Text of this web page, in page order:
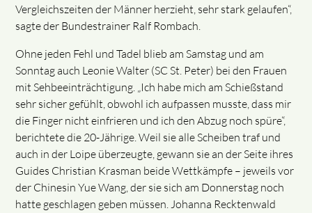
Vergleichszeiten der Männer herzieht, sehr stark gelaufen“,
sagte der Bundestrainer Ralf Rombach.
Ohne jeden Fehl und Tadel blieb am Samstag und am
Sonntag auch Leonie Walter (SC St. Peter) bei den Frauen
mit Sehbeeinträchtigung. „Ich habe mich am Schießstand
sehr sicher gefühlt, obwohl ich aufpassen musste, dass mir
die Finger nicht einfrieren und ich den Abzug noch spüre“,
berichtete die 20-Jährige. Weil sie alle Scheiben traf und
auch in der Loipe überzeugte, gewann sie an der Seite ihres
Guides Christian Krasman beide Wettkämpfe – jeweils vor
der Chinesin Yue Wang, der sie sich am Donnerstag noch
hatte geschlagen geben müssen. Johanna Recktenwald